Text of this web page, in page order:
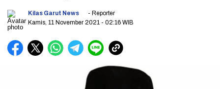
Kilas Garut News
- Reporter
Kamis, 11 November 2021 - 02:16 WIB